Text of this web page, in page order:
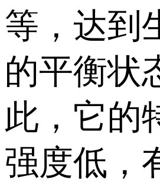
等，达到
的平衡状
此，它的
强度低，